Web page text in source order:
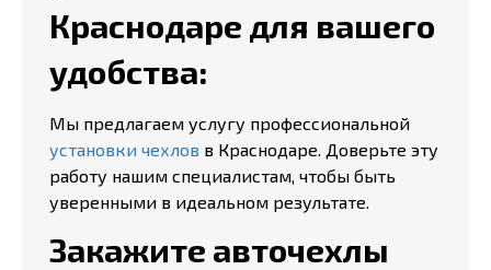
Краснодаре для вашего
удобства:
Мы предлагаем услугу профессиональной
установки чехлов в Краснодаре. Доверьте эту
работу нашим специалистам, чтобы быть
уверенными в идеальном результате.
Закажите авточехлы